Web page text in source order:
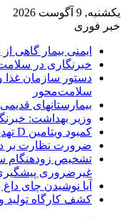
یکشنبه, 9 آگوست 2026
خبر فوری
ایمنی بیمار گاهی
خبرنگاری در
سلامت‌محور
بیمارستانهای
وزیر بهداشت:
کمبود ویتامین D تهدید خاموش در رشد کودکان
ضرورت نظارت بر
تشخیص زودهنگام
غیرضروری
آیا نوشیدن چای
کشف کارگاه تولید